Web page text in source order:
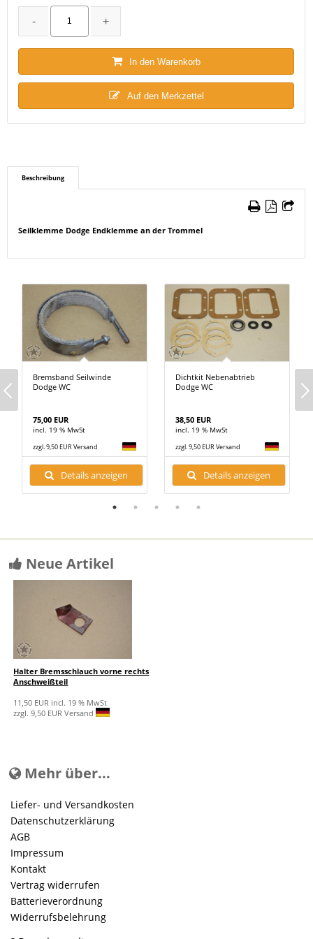
In den Warenkorb
Auf den Merkzettel
Beschreibung
Seilklemme Dodge Endklemme an der Trommel
Bremsband Seilwinde
Dodge WC
75,00 EUR
incl. 19 % MwSt
zzgl. 9,50 EUR Versand
Details anzeigen
Dichtkit Nebenabtrieb
Dodge WC
38,50 EUR
incl. 19 % MwSt
zzgl. 9,50 EUR Versand
Details anzeigen
Neue Artikel
Halter Bremsschlauch vorne rechts
Anschweißteil
11,50 EUR incl. 19 % MwSt
zzgl. 9,50 EUR Versand
Mehr über...
Liefer- und Versandkosten
Datenschutzerklärung
AGB
Impressum
Kontakt
Vertrag widerrufen
Batterieverordnung
Widerrufsbelehrung